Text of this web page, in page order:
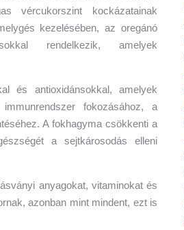
vércukorszint kockázatainak
kezelésében, az oregánó
rendelkezik, amelyek
és antioxidánsokkal, amelyek
fokozásához, a
A fokhagyma csökkenti a
a sejtkárosodás elleni
anyagokat, vitaminokat és
azonban mint mindent, ezt is